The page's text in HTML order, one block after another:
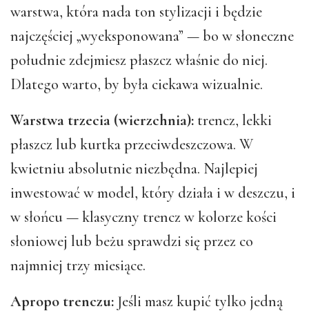
warstwa, która nada ton stylizacji i będzie
najczęściej „wyeksponowana” — bo w słoneczne
południe zdejmiesz płaszcz właśnie do niej.
Dlatego warto, by była ciekawa wizualnie.
Warstwa trzecia (wierzchnia): trencz, lekki
płaszcz lub kurtka przeciwdeszczowa. W
kwietniu absolutnie niezbędna. Najlepiej
inwestować w model, który działa i w deszczu, i
w słońcu — klasyczny trencz w kolorze kości
słoniowej lub beżu sprawdzi się przez co
najmniej trzy miesiące.
Apropo trenczu: Jeśli masz kupić tylko jedną